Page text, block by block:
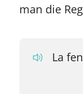
man die
La